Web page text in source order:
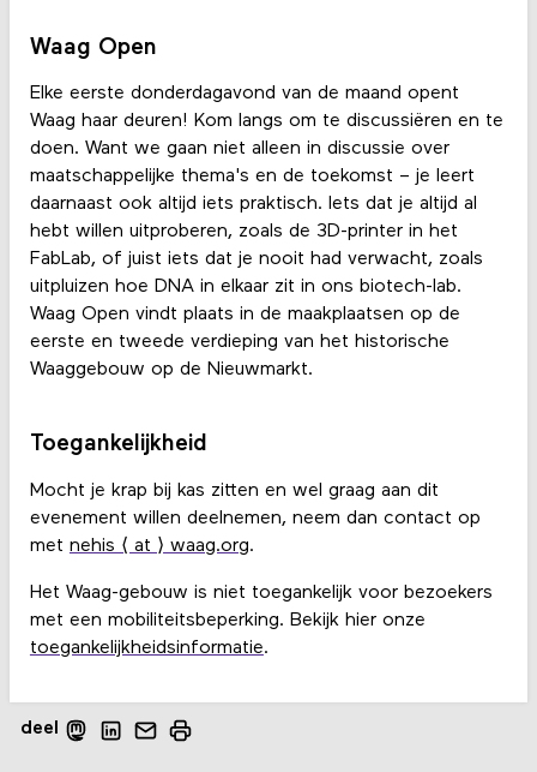
Waag Open
Elke eerste donderdagavond van de maand opent
Waag haar deuren! Kom langs om te discussiëren en te
doen. Want we gaan niet alleen in discussie over
maatschappelijke thema's en de toekomst – je leert
daarnaast ook altijd iets praktisch. Iets dat je altijd al
hebt willen uitproberen, zoals de 3D-printer in het
FabLab, of juist iets dat je nooit had verwacht, zoals
uitpluizen hoe DNA in elkaar zit in ons biotech-lab.
Waag Open vindt plaats in de maakplaatsen op de
eerste en tweede verdieping van het historische
Waaggebouw op de Nieuwmarkt.
Toegankelijkheid
Mocht je krap bij kas zitten en wel graag aan dit
evenement willen deelnemen, neem dan contact op
met nehis ⟨ at ⟩ waag.org.
Het Waag-gebouw is niet toegankelijk voor bezoekers
met een mobiliteitsbeperking. Bekijk hier onze
toegankelijkheidsinformatie.
deel